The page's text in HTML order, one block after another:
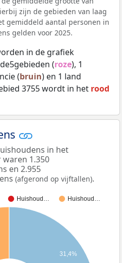
zijn de gebieden van laag
gemiddeld aantal personen in
gelden voor 2025.
in de grafiek
(roze), 1
(bruin) en 1 land
3755 wordt in het rood
in het
waren 1.350
en 2.955
(afgerond op vijftallen).
Huishoud… Huishoud…
31,4%